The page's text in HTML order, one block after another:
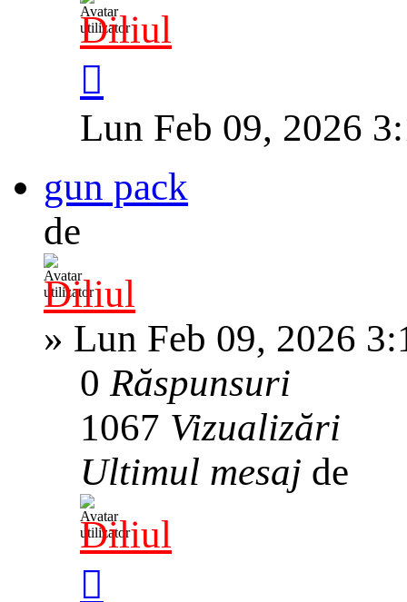
Diliul
Lun Feb 09, 2026
gun pack
de
Diliul
» Lun Feb 09, 2026
0Răspunsuri
1067 Vizualizări
Ultimul mesaj de
Diliul